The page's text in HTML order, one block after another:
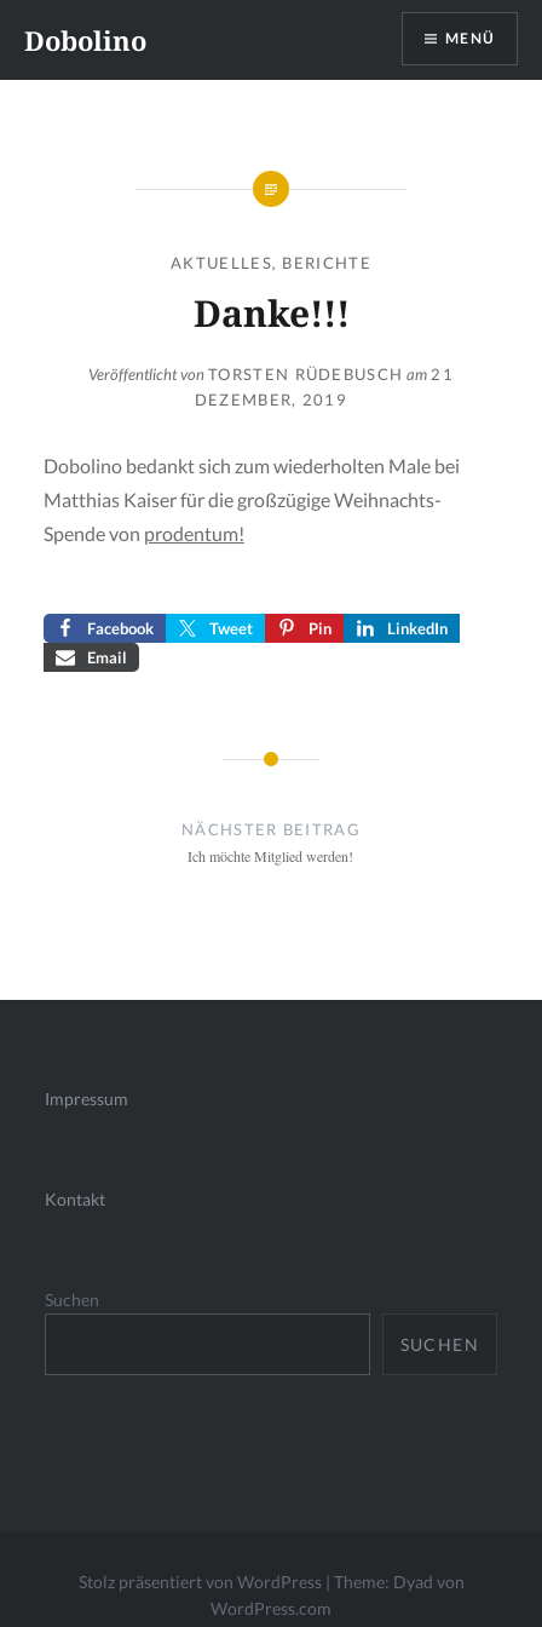
zum
Inhalt
Dobolino MENÜ
AKTUELLES, BERICHTE
Danke!!!
Veröffentlicht vonTORSTEN RÜDEBUSCH am 21
DEZEMBER, 2019
Dobolino bedankt sich zum wiederholten Male bei
Matthias Kaiser für die großzügige Weihnachts-
Spende von prodentum!
Facebook Tweet Pin
LinkedIn
Email
Beitragsnavigation
NÄCHSTER BEITRAG
Ich möchte Mitglied werden!
Impressum
Kontakt
Suchen
SUCHEN
Stolz präsentiert von WordPress | Theme: Dyad von
WordPress.com